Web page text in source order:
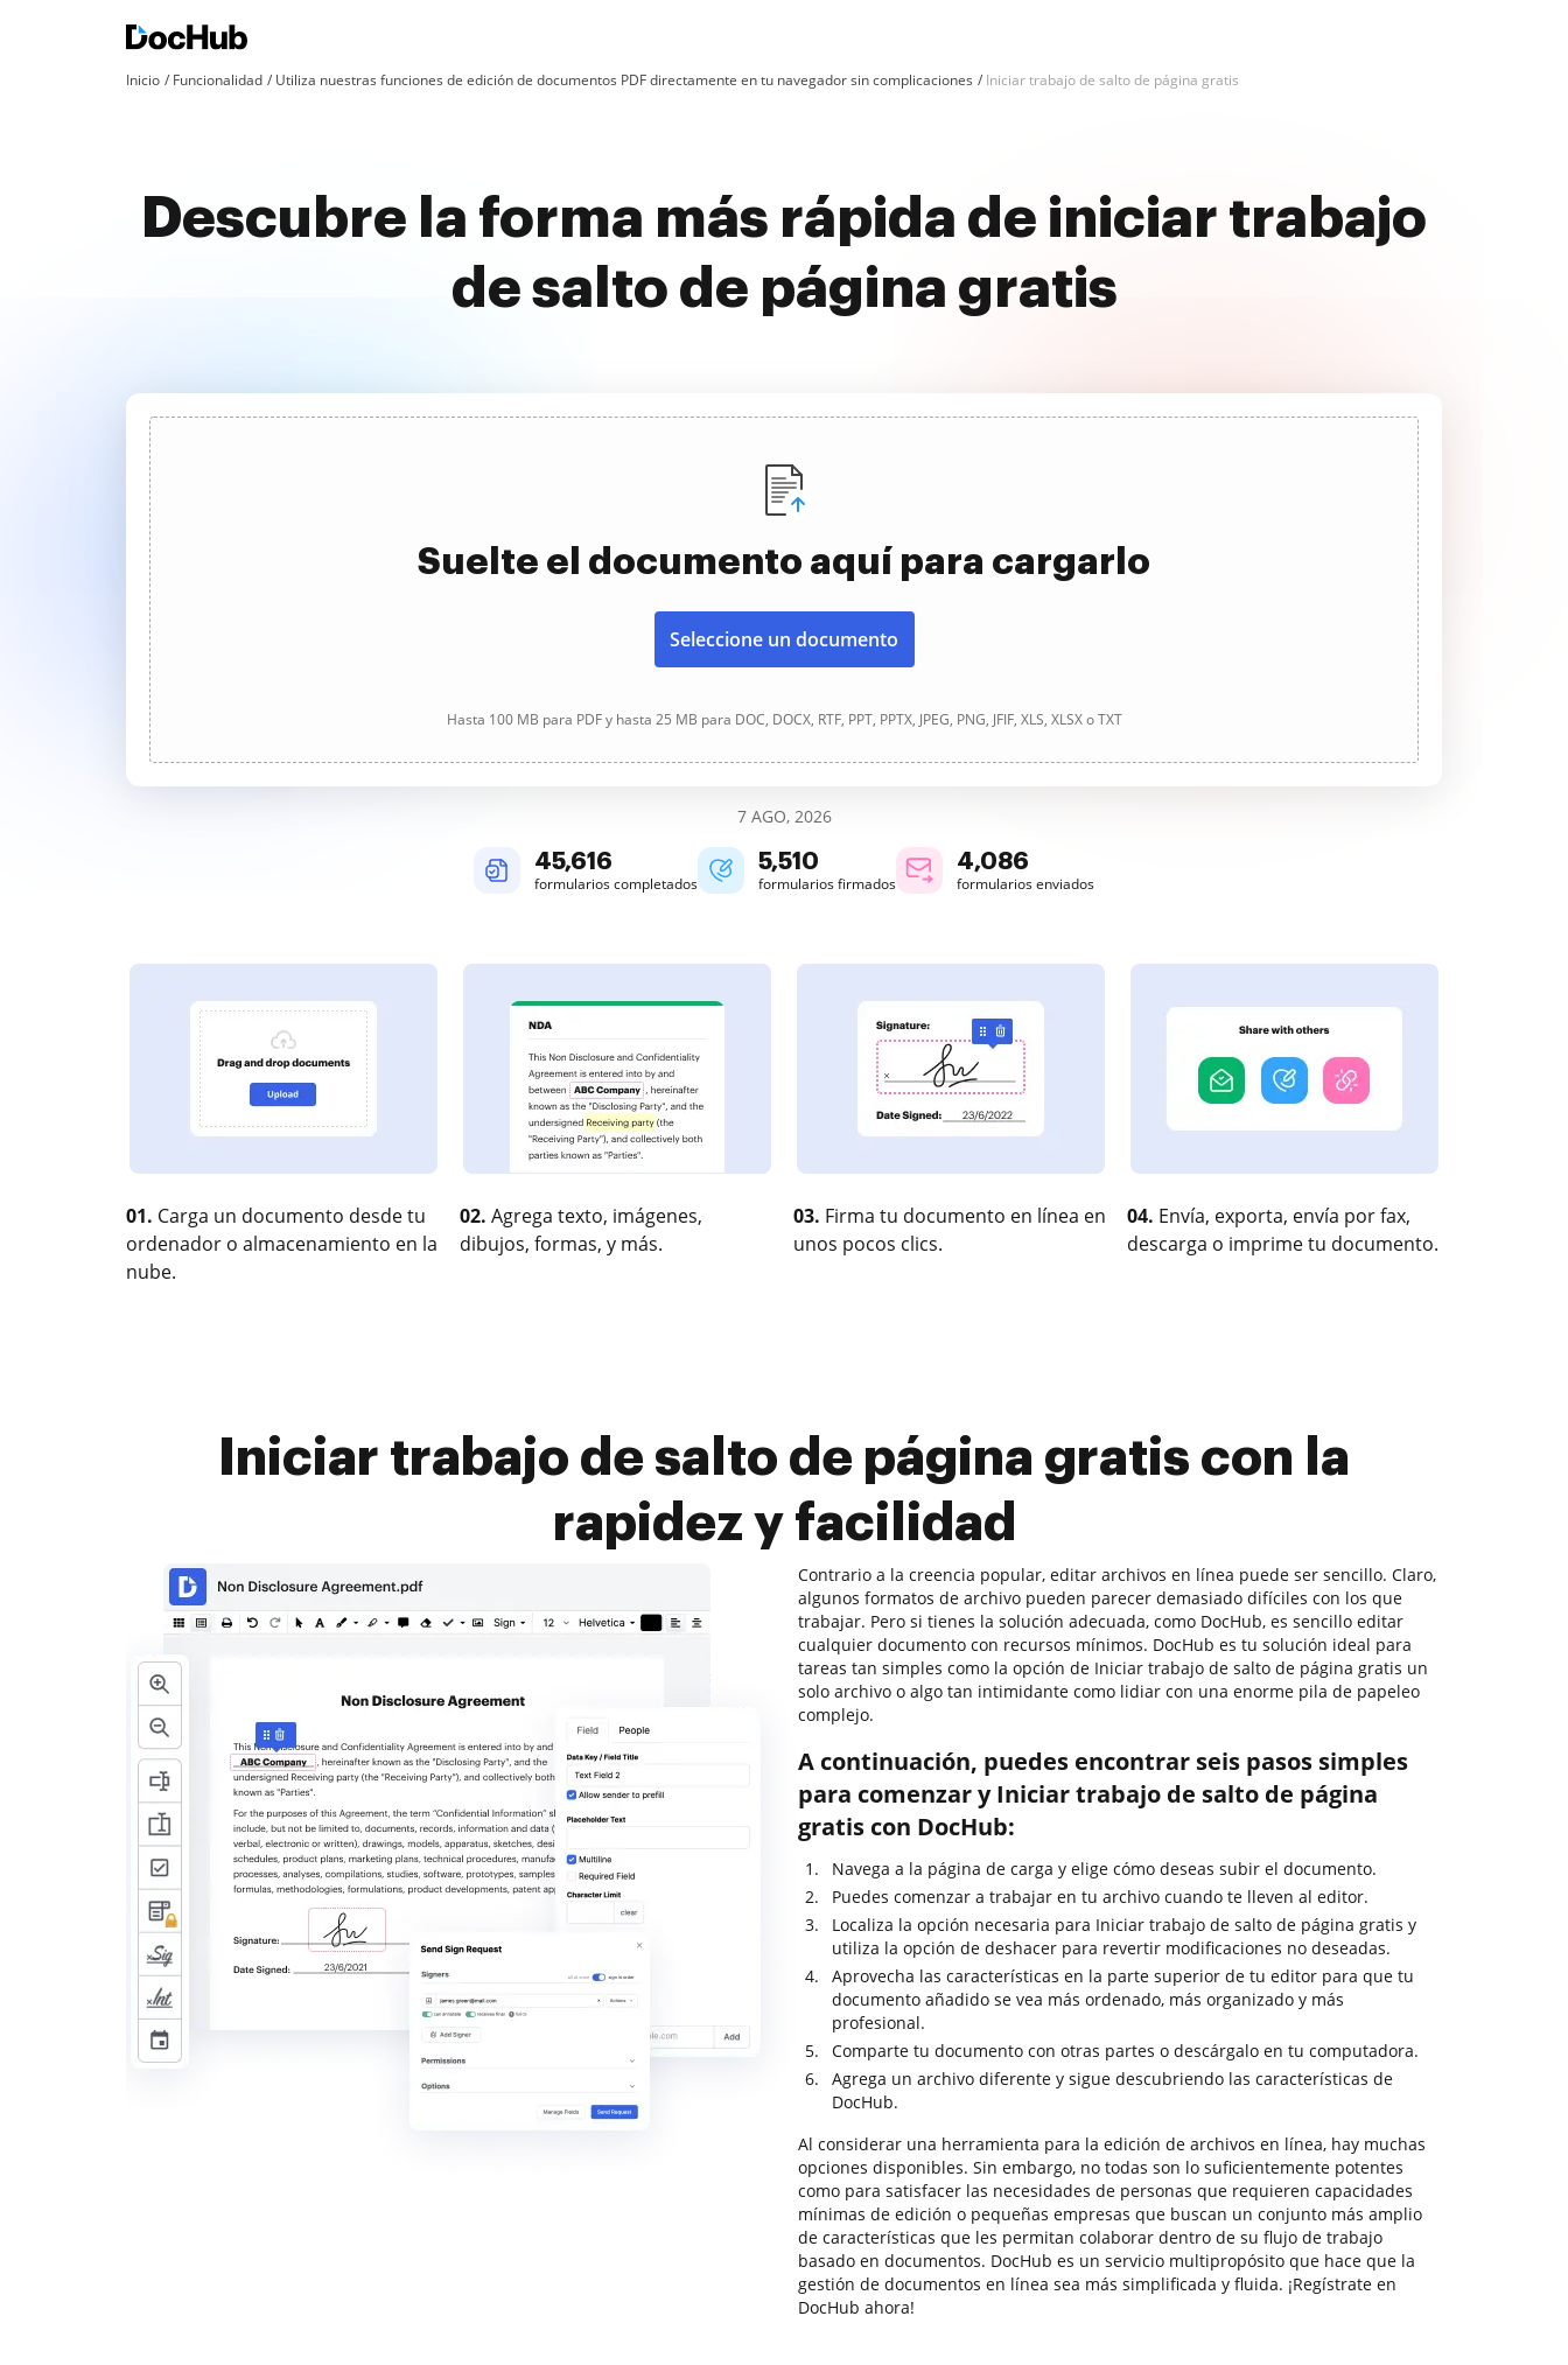
Inicio Funcionalidad Utiliza nuestras funciones de edición de documentos PDF directamente en tu navegador sin complicaciones Iniciar trabajo de salto de página gratis
Descubre la forma más rápida de iniciar trabajo
de salto de página gratis
Suelte el documento aquí para cargarlo
Seleccione un documento
Hasta 100 MB para PDF y hasta 25 MB para DOC, DOCX, RTF, PPT, PPTX, JPEG, PNG, JFIF, XLS, XLSX o TXT
7 AGO, 2026
45,616
formularios completados
5,510
formularios firmados
4,086
formularios enviados
01. Carga un documento desde tu
ordenador o almacenamiento en la
nube.
02. Agrega texto, imágenes,
dibujos, formas, y más.
03. Firma tu documento en línea en
unos pocos clics.
04. Envía, exporta, envía por fax,
descarga o imprime tu documento.
Iniciar trabajo de salto de página gratis con la
rapidez y facilidad
Contrario a la creencia popular, editar archivos en línea puede ser sencillo. Claro,
algunos formatos de archivo pueden parecer demasiado difíciles con los que
trabajar. Pero si tienes la solución adecuada, como DocHub, es sencillo editar
cualquier documento con recursos mínimos. DocHub es tu solución ideal para
tareas tan simples como la opción de Iniciar trabajo de salto de página gratis un
solo archivo o algo tan intimidante como lidiar con una enorme pila de papeleo
complejo.
A continuación, puedes encontrar seis pasos simples
para comenzar y Iniciar trabajo de salto de página
gratis con DocHub:
Navega a la página de carga y elige cómo deseas subir el documento.
Puedes comenzar a trabajar en tu archivo cuando te lleven al editor.
Localiza la opción necesaria para Iniciar trabajo de salto de página gratis y
utiliza la opción de deshacer para revertir modificaciones no deseadas.
Aprovecha las características en la parte superior de tu editor para que tu
documento añadido se vea más ordenado, más organizado y más
profesional.
Comparte tu documento con otras partes o descárgalo en tu computadora.
Agrega un archivo diferente y sigue descubriendo las características de
DocHub.
Al considerar una herramienta para la edición de archivos en línea, hay muchas
opciones disponibles. Sin embargo, no todas son lo suficientemente potentes
como para satisfacer las necesidades de personas que requieren capacidades
mínimas de edición o pequeñas empresas que buscan un conjunto más amplio
de características que les permitan colaborar dentro de su flujo de trabajo
basado en documentos. DocHub es un servicio multipropósito que hace que la
gestión de documentos en línea sea más simplificada y fluida. ¡Regístrate en
DocHub ahora!